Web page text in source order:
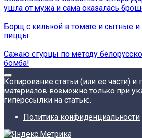
ушла от мужа и сама оказалась
Борщ с килькой в томате и сытные
пиццы
Сажаю огурцы по методу
бомба!
Копирование статьи (или ее части) и
материалов возможно только при
гиперссылки на статью.
Политика конфиденциальности